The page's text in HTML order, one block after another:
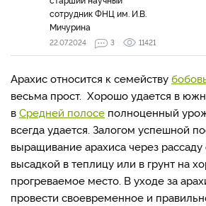
сотрудник ФНЦ им. И.В.
Мичурина
22.07.2024 3 11421
Арахис относится к семейству
весьма прост. Хорошо удается в
вСредней полосе полноценный
всегда удается. Залогом успешной
выращивание арахиса через
высадкой в теплицу или в грунт на
прогреваемое место. В уходе за
провести своевременное и